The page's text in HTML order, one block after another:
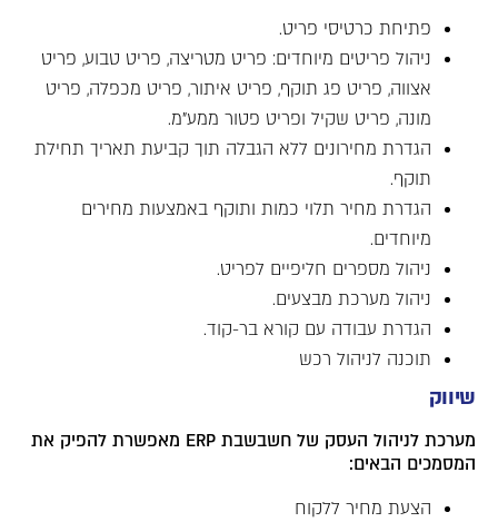
פתיחת כרטיסי פריט.
ניהול פריטים מיוחדים: פריט מטריצה, פריט טבוע, פריט
אצווה, פריט פג תוקף, פריט איתור, פריט מכפלה, פריט
מונה, פריט שקיל ופריט פטור ממע"מ.
הגדרת מחירונים ללא הגבלה תוך קביעת תאריך תחילת
תוקף.
הגדרת מחיר תלוי כמות ותוקף באמצעות מחירים
מיוחדים.
ניהול מספרים חליפיים לפריט.
ניהול מערכת מבצעים.
הגדרת עבודה עם קורא בר-קוד.
תוכנה לניהול רכש
שיווק
מערכת לניהול העסק של חשבשבת ERP מאפשרת להפיק את
המסמכים הבאים:
הצעת מחיר ללקוח